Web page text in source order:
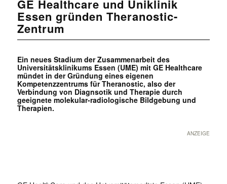
GE Healthcare und Uniklinik
Essen gründen Theranostic-
Zentrum
Ein neues Stadium der Zusammenarbeit des
Universitätsklinikums Essen (UME) mit GE Healthcare
mündet in der Gründung eines eigenen
Kompetenzzentrums für Theranostic, also der
Verbindung von Diagnsotik und Therapie durch
geeignete molekular-radiologische Bildgebung und
Therapien.
ANZEIGE